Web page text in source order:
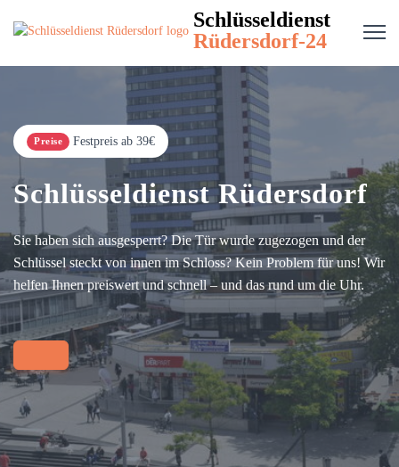
Schlüsseldienst
Rüdersdorf-24
Preise Festpreis ab 39€
Schlüsseldienst Rüdersdorf
Sie haben sich ausgesperrt? Die Tür wurde zugezogen und der
Schlüssel steckt von innen im Schloss? Kein Problem für uns! Wir
helfen Ihnen preiswert und schnell – und das rund um die Uhr.